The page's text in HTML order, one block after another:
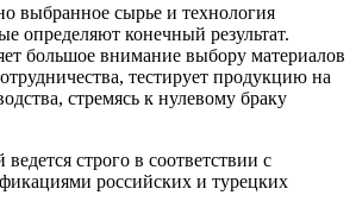
выбранное сырье и технология
определяют конечный результат.
большое внимание выбору материалов
тестирует продукцию на
стремясь к нулевому браку
ведется строго в соответствии с
российских и турецких